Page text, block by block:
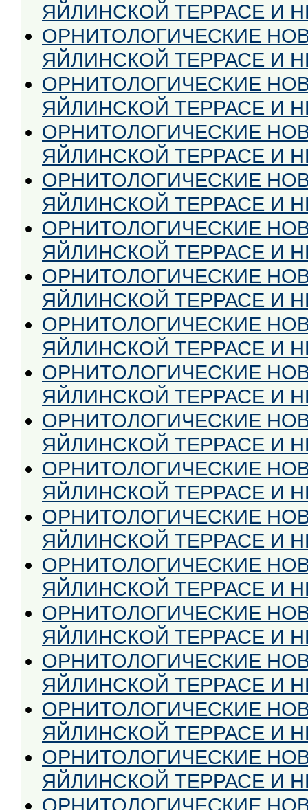
ЯЙЛИНСКОЙ ТЕРРАСЕ И
ОРНИТОЛОГИЧЕСКИЕ
ЯЙЛИНСКОЙ ТЕРРАСЕ И
ОРНИТОЛОГИЧЕСКИЕ
ЯЙЛИНСКОЙ ТЕРРАСЕ И
ОРНИТОЛОГИЧЕСКИЕ
ЯЙЛИНСКОЙ ТЕРРАСЕ И
ОРНИТОЛОГИЧЕСКИЕ
ЯЙЛИНСКОЙ ТЕРРАСЕ И
ОРНИТОЛОГИЧЕСКИЕ
ЯЙЛИНСКОЙ ТЕРРАСЕ И
ОРНИТОЛОГИЧЕСКИЕ
ЯЙЛИНСКОЙ ТЕРРАСЕ И
ОРНИТОЛОГИЧЕСКИЕ
ЯЙЛИНСКОЙ ТЕРРАСЕ И
ОРНИТОЛОГИЧЕСКИЕ
ЯЙЛИНСКОЙ ТЕРРАСЕ И
ОРНИТОЛОГИЧЕСКИЕ
ЯЙЛИНСКОЙ ТЕРРАСЕ И
ОРНИТОЛОГИЧЕСКИЕ
ЯЙЛИНСКОЙ ТЕРРАСЕ И
ОРНИТОЛОГИЧЕСКИЕ
ЯЙЛИНСКОЙ ТЕРРАСЕ И
ОРНИТОЛОГИЧЕСКИЕ
ЯЙЛИНСКОЙ ТЕРРАСЕ И
ОРНИТОЛОГИЧЕСКИЕ
ЯЙЛИНСКОЙ ТЕРРАСЕ И
ОРНИТОЛОГИЧЕСКИЕ
ЯЙЛИНСКОЙ ТЕРРАСЕ И
ОРНИТОЛОГИЧЕСКИЕ
ЯЙЛИНСКОЙ ТЕРРАСЕ И
ОРНИТОЛОГИЧЕСКИЕ
ЯЙЛИНСКОЙ ТЕРРАСЕ И
ОРНИТОЛОГИЧЕСКИЕ